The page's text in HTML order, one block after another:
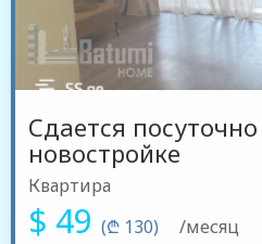
Сдается
новостройке
Квартира
$ 49 (₾ 130)
/месяц